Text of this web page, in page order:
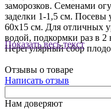
Показать весь текст
заморозков. Семенами
заделки 1-1,5 см.
60х15 см. Для отличных
водой, подкормки раз в
Нерегулярный сбор
Отзывы о товаре
Написать отзыв
Нам доверяют